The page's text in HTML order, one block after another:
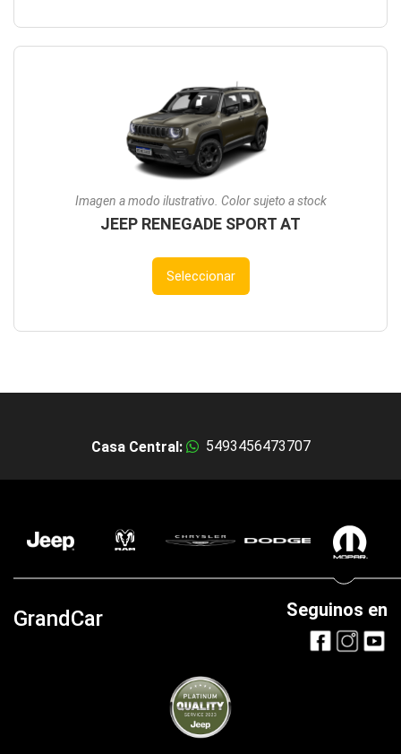
Imagen a modo ilustrativo. Color sujeto a stock
JEEP RENEGADE SPORT AT
Seleccionar
Casa Central: 5493456473707
GrandCar Seguinos en